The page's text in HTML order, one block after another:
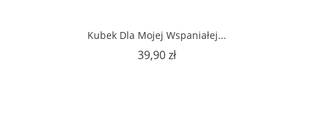
Kubek Dla Mojej Wspaniałej...
39,90 złCena